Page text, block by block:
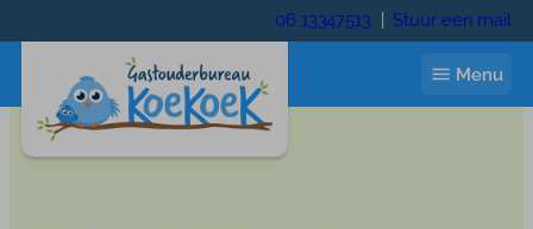
naar
06 13347513 Stuur een mail
Menu